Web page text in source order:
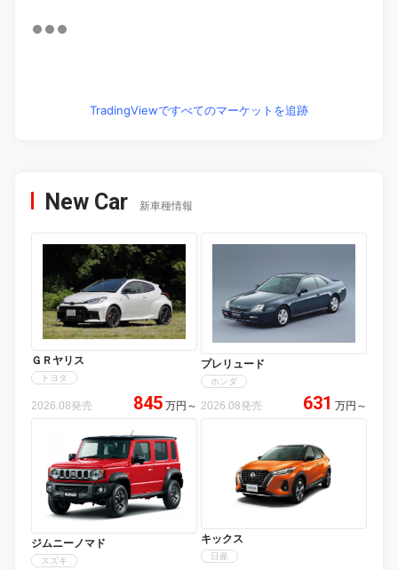
TradingViewですべてのマーケットを追跡
New Car 新車種情報
ＧＲヤリス
トヨタ
2026.08発売 845 万円 ～
プレリュード
ホンダ
2026.08発売 631 万円 ～
ジムニーノマド
スズキ
キックス
日産